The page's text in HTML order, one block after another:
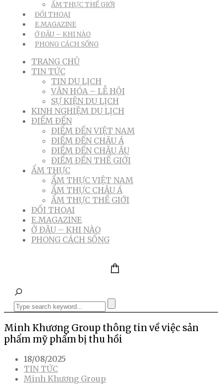
ẨM THỰC THẾ GIỚI
ĐỐI THOẠI
E.MAGAZINE
Ở ĐÂU – KHI NÀO
PHONG CÁCH SỐNG
TRANG CHỦ
TIN TỨC
TIN DU LỊCH
VĂN HÓA – LỄ HỘI
SỰ KIỆN DU LỊCH
KINH NGHIỆM DU LỊCH
ĐIỂM ĐẾN
ĐIỂM ĐẾN VIỆT NAM
ĐIỂM ĐẾN CHÂU Á
ĐIỂM ĐẾN CHÂU ÂU
ĐIỂM ĐẾN THẾ GIỚI
ẨM THỰC
ẨM THỰC VIỆT NAM
ẨM THỰC CHÂU Á
ẨM THỰC THẾ GIỚI
ĐỐI THOẠI
E.MAGAZINE
Ở ĐÂU – KHI NÀO
PHONG CÁCH SỐNG
Minh Khương Group thông tin về việc sản
phẩm mỹ phẩm bị thu hồi
18/08/2025
TIN TỨC
Minh Khương Group